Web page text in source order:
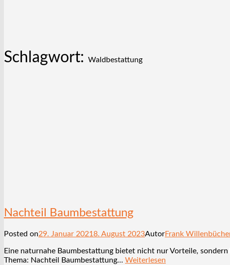
Schlagwort: Waldbestattung
Nachteil Baumbestattung
Posted on29. Januar 20218. August 2023AutorFrank
Eine naturnahe Baumbestattung bietet nicht nur Vorteile,
Thema: Nachteil Baumbestattung… Weiterlesen